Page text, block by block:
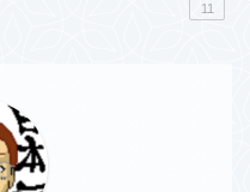
11